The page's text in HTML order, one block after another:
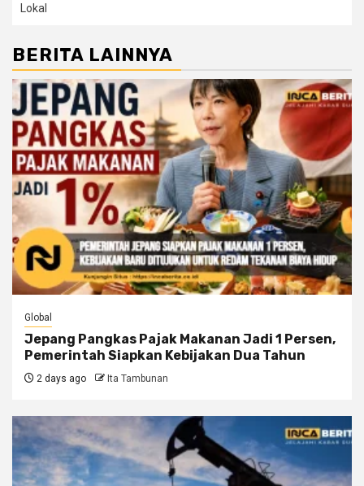
Lokal
BERITA LAINNYA
Global
Jepang Pangkas Pajak Makanan Jadi 1 Persen,
Pemerintah Siapkan Kebijakan Dua Tahun
2 days ago Ita Tambunan